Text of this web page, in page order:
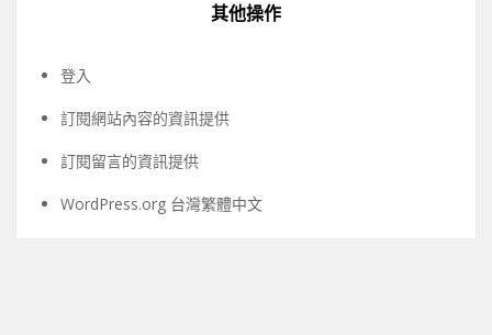
其他操作
登入
訂閱網站內容的資訊提供
訂閱留言的資訊提供
WordPress.org 台灣繁體中文